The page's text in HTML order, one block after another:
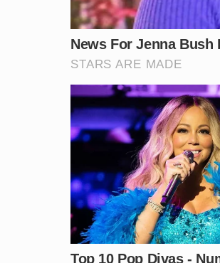
conflitos domésticos violentos? Deixe